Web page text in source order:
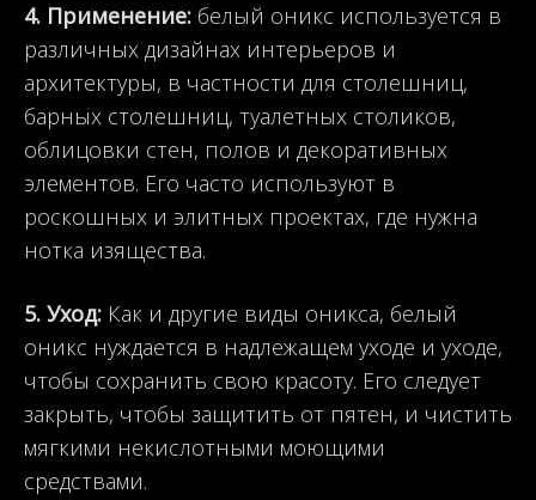
4. Применение: белый оникс используется в
различных дизайнах интерьеров и
архитектуры, в частности для столешниц,
барных столешниц, туалетных столиков,
облицовки стен, полов и декоративных
элементов. Его часто используют в
роскошных и элитных проектах, где нужна
нотка изящества.
5. Уход: Как и другие виды оникса, белый
оникс нуждается в надлежащем уходе и уходе,
чтобы сохранить свою красоту. Его следует
закрыть, чтобы защитить от пятен, и чистить
мягкими некислотными моющими
средствами.